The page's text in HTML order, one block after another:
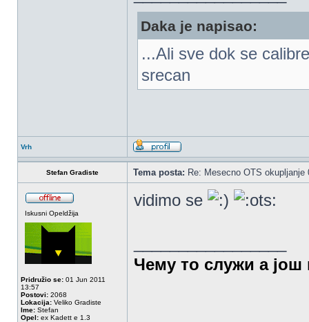
Daka je napisao:
...Ali sve dok se
srecan
Vrh
Stefan Gradiste Tema posta: Re: Mesecno OTS
Iskusni Opeldžija
Pridružio se: 01 Jun 2011
13:57
Postovi: 2068
Lokacija: Veliko Gradiste
Ime: Stefan
Opel: ex Kadett e 1.3
vidimo se
Чему то служи а још